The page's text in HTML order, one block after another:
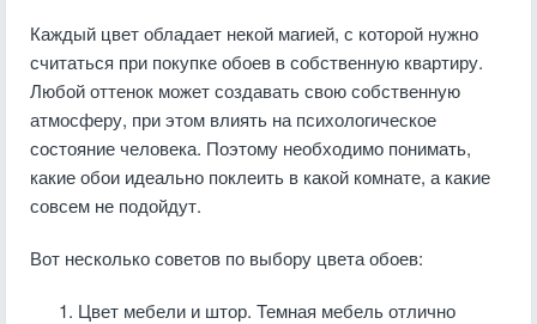
Каждый цвет обладает некой магией, с которой нужно
считаться при покупке обоев в собственную квартиру.
Любой оттенок может создавать свою собственную
атмосферу, при этом влиять на психологическое
состояние человека. Поэтому необходимо понимать,
какие обои идеально поклеить в какой комнате, а какие
совсем не подойдут.
Вот несколько советов по выбору цвета обоев:
Цвет мебели и штор. Темная мебель отлично